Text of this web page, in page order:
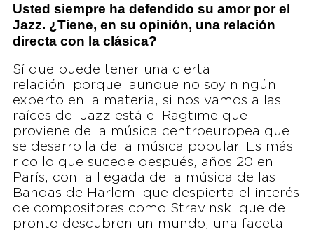
Usted siempre ha defendido su amor por el
Jazz. ¿Tiene, en su opinión, una relación
directa con la clásica?
Sí que puede tener una cierta
relación, porque, aunque no soy ningún
experto en la materia, si nos vamos a las
raíces del Jazz está el Ragtime que
proviene de la música centroeuropea que
se desarrolla de la música popular. Es más
rico lo que sucede después, años 20 en
París, con la llegada de la música de las
Bandas de Harlem, que despierta el interés
de compositores como Stravinski que de
pronto descubren un mundo, una faceta